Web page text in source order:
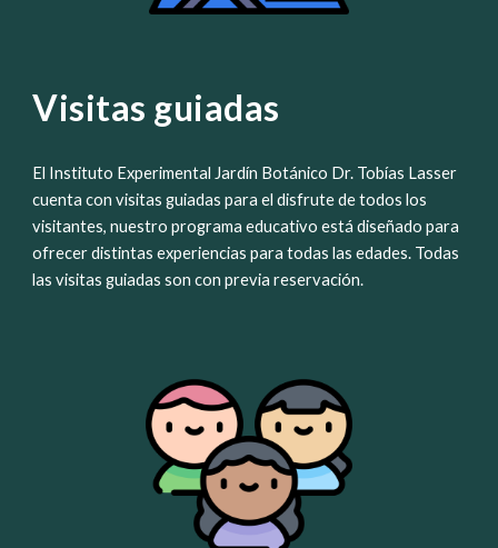
Visitas guiadas
El Instituto Experimental Jardín Botánico Dr. Tobías Lasser
cuenta con visitas guiadas para el disfrute de todos los
visitantes, nuestro programa educativo está diseñado para
ofrecer distintas experiencias para todas las edades. Todas
las visitas guiadas son con previa reservación.